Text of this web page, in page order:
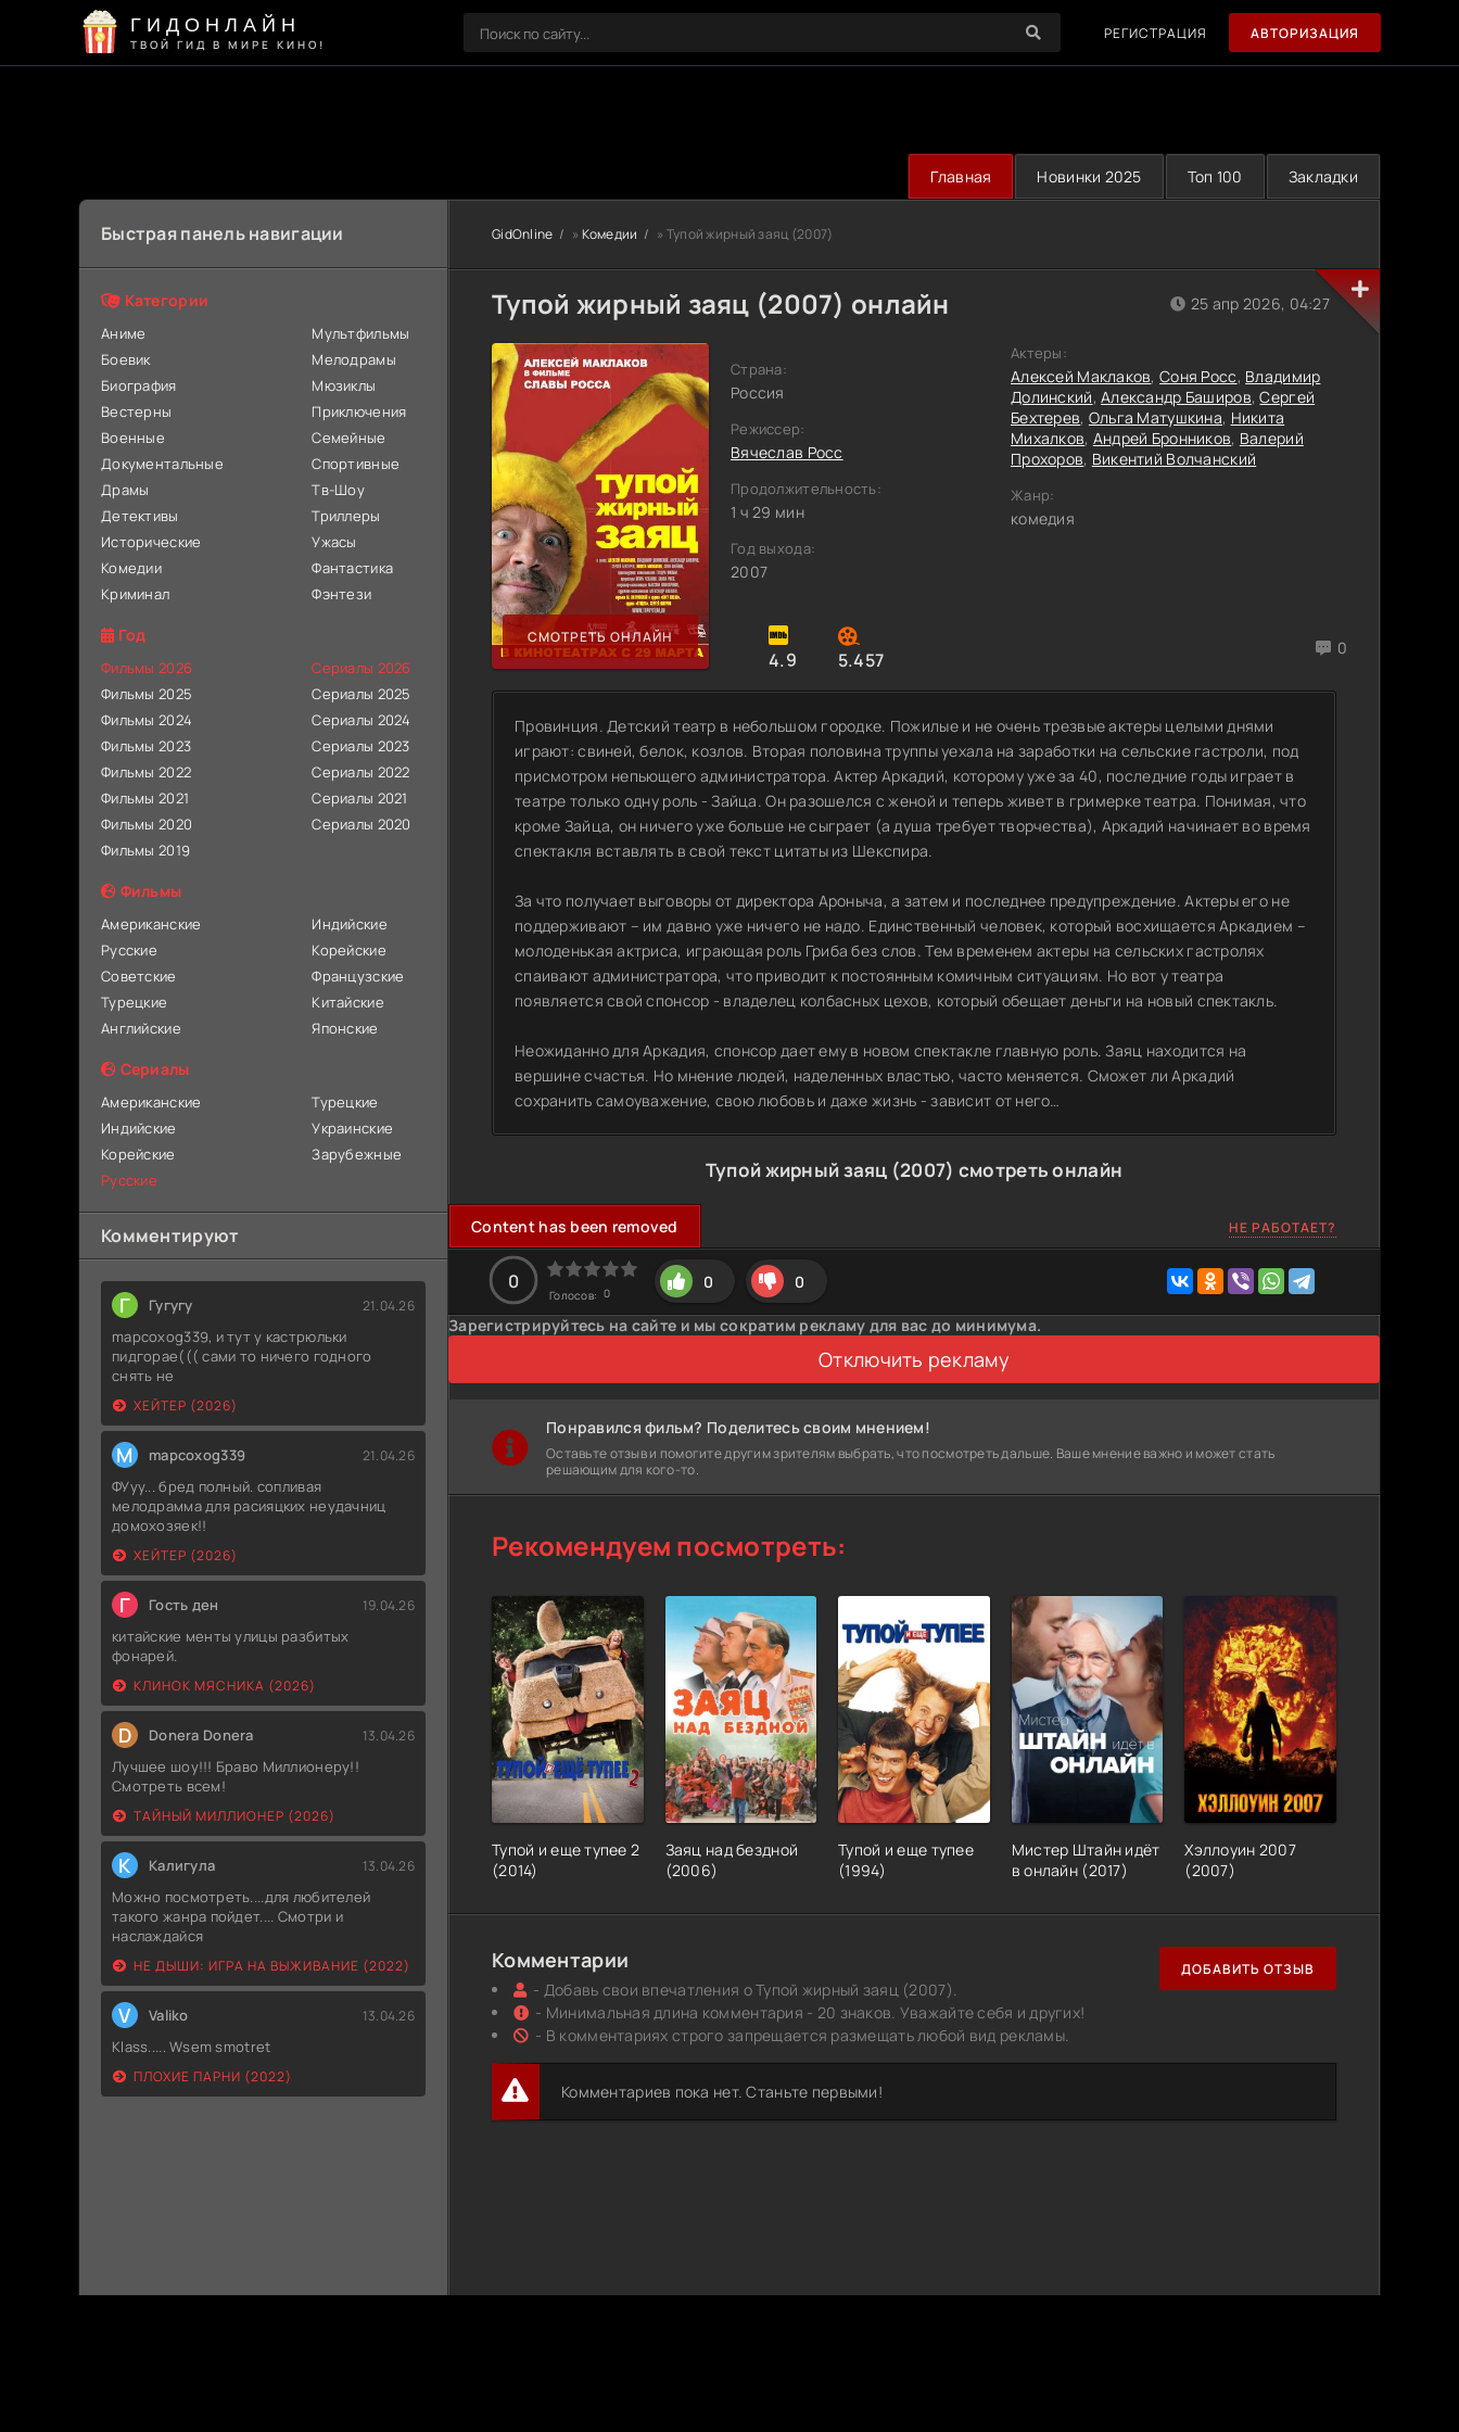
ГИДОНЛАЙН
ТВОЙ ГИД В МИРЕ КИНО!
РЕГИСТРАЦИЯ АВТОРИЗАЦИЯ
Главная Новинки 2025 Топ 100 Закладки
Быстрая панель навигации
Категории
Аниме
Боевик
Биография
Вестерны
Военные
Документальные
Драмы
Детективы
Исторические
Комедии
Криминал
Мультфильмы
Мелодрамы
Мюзиклы
Приключения
Семейные
Спортивные
Тв-Шоу
Триллеры
Ужасы
Фантастика
Фэнтези
Год
Фильмы 2026
Фильмы 2025
Фильмы 2024
Фильмы 2023
Фильмы 2022
Фильмы 2021
Фильмы 2020
Фильмы 2019
Сериалы 2026
Сериалы 2025
Сериалы 2024
Сериалы 2023
Сериалы 2022
Сериалы 2021
Сериалы 2020
Фильмы
Американские
Русские
Советские
Турецкие
Английские
Индийские
Корейские
Французские
Китайские
Японские
Сериалы
Американские
Индийские
Корейские
Русские
Турецкие
Украинские
Зарубежные
Комментируют
Г Гугугу 21.04.26
mapcoxog339, и тут у кастрюльки
пидгорае((( сами то ничего годного
снять не
ХЕЙТЕР (2026)
M mapcoxog339 21.04.26
ФУуу... бред полный. сопливая
мелодрамма для расияцких неудачниц
домохозяек!!
ХЕЙТЕР (2026)
Г Гость ден 19.04.26
китайские менты улицы разбитых
фонарей.
КЛИНОК МЯСНИКА (2026)
D Donera Donera 13.04.26
Лучшее шоу!!! Браво Миллионеру!!
Смотреть всем!
ТАЙНЫЙ МИЛЛИОНЕР (2026)
К Калигула 13.04.26
Можно посмотреть....для любителей
такого жанра пойдет.... Смотри и
наслаждайся
НЕ ДЫШИ: ИГРА НА ВЫЖИВАНИЕ (2022)
V Valiko 13.04.26
Klass..... Wsem smotret
ПЛОХИЕ ПАРНИ (2022)
GidOnline » Комедии » Тупой жирный заяц (2007)
Тупой жирный заяц (2007) онлайн
СМОТРЕТЬ ОНЛАЙН
Страна:
Россия
Режиссер:
Вячеслав Росс
Продолжительность:
1 ч 29 мин
Год выхода:
2007
4.9 5.457
0
25 апр 2026, 04:27
Актеры:
Алексей Маклаков,Соня Росс, Владимир
Долинский,Александр Баширов,Сергей
Бехтерев, Ольга Матушкина, Никита
Михалков, Андрей Бронников, Валерий
Прохоров, Викентий Волчанский
Жанр:
комедия
Провинция. Детский театр в небольшом городке. Пожилые и не очень трезвые актеры целыми днями
играют: свиней, белок, козлов. Вторая половина труппы уехала на заработки на сельские гастроли, под
присмотром непьющего администратора. Актер Аркадий, которому уже за 40, последние годы играет в
театре только одну роль - Зайца. Он разошелся с женой и теперь живет в гримерке театра. Понимая, что
кроме Зайца, он ничего уже больше не сыграет (а душа требует творчества), Аркадий начинает во время
спектакля вставлять в свой текст цитаты из Шекспира.
За что получает выговоры от директора Ароныча, а затем и последнее предупреждение. Актеры его не
поддерживают – им давно уже ничего не надо. Единственный человек, который восхищается Аркадием –
молоденькая актриса, играющая роль Гриба без слов. Тем временем актеры на сельских гастролях
спаивают администратора, что приводит к постоянным комичным ситуациям. Но вот у театра
появляется свой спонсор - владелец колбасных цехов, который обещает деньги на новый спектакль.
Неожиданно для Аркадия, спонсор дает ему в новом спектакле главную роль. Заяц находится на
вершине счастья. Но мнение людей, наделенных властью, часто меняется. Сможет ли Аркадий
сохранить самоуважение, свою любовь и даже жизнь - зависит от него…
Тупой жирный заяц (2007) смотреть онлайн
Content has been removed НЕ РАБОТАЕТ?
0
Голосов: 0
0 0
Зарегистрируйтесь на сайте и мы сократим рекламу для вас до минимума.
Отключить рекламу
Понравился фильм? Поделитесь своим мнением!
Оставьте отзыв и помогите другим зрителям выбрать, что посмотреть дальше. Ваше мнение важно и может стать
решающим для кого-то.
Рекомендуем посмотреть:
Тупой и еще тупее 2
(2014)
Заяц над бездной
(2006)
Тупой и еще тупее
(1994)
Мистер Штайн идёт
в онлайн (2017)
Хэллоуин 2007
(2007)
Комментарии
- Добавь свои впечатления о Тупой жирный заяц (2007).
- Минимальная длина комментария - 20 знаков. Уважайте себя и других!
- В комментариях строго запрещается размещать любой вид рекламы.
ДОБАВИТЬ ОТЗЫВ
Комментариев пока нет. Станьте первыми!